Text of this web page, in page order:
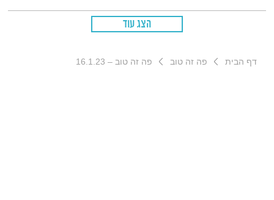
הצג עוד
דף הבית פה זה טוב פה זה טוב – 16.1.23